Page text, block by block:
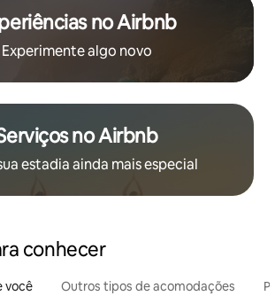
no Airbnb
Experimente algo novo
no Airbnb
estadia ainda mais especial
conhecer
você Outros tipos de acomodações